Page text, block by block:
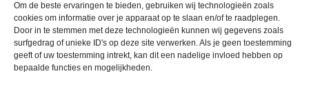
Om de beste ervaringen te bieden, gebruiken wij technologieën zoals
cookies om informatie over je apparaat op te slaan en/of te raadplegen.
Door in te stemmen met deze technologieën kunnen wij gegevens zoals
surfgedrag of unieke ID's op deze site verwerken. Als je geen toestemming
geeft of uw toestemming intrekt, kan dit een nadelige invloed hebben op
bepaalde functies en mogelijkheden.
Workshops
Zomerboost
Meta